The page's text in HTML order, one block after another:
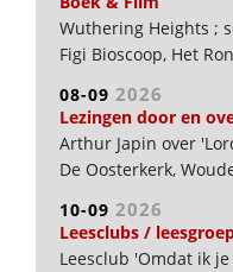
Wuthering Heights ;
Figi Bioscoop, Het
08-09 2026
Lezingen door en
Arthur Japin over
De Oosterkerk,
10-09 2026
Leesclubs /
Leesclub 'Omdat ik